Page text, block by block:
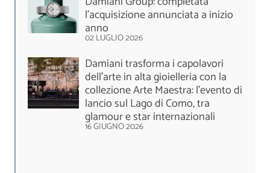
l'acquisizione annunciata a inizio
anno
02 LUGLIO 2026
Damiani trasforma i capolavori
dell’arte in alta gioielleria con la
collezione Arte Maestra: l'evento di
lancio sul Lago di Como, tra
glamour e star internazionali
16 GIUGNO 2026